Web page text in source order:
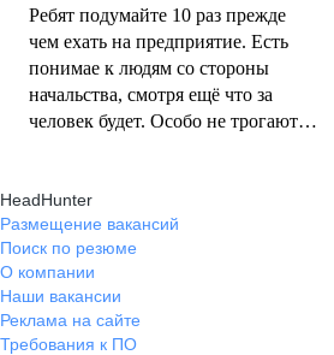
Ребят подумайте 10 раз прежде
чем ехать на предприятие. Есть
понимае к людям со стороны
начальства, смотря ещё что за
человек будет. Особо не трогают, и
проживание, больше добавить
нечего
HeadHunter
Размещение вакансий
Поиск по резюме
О компании
Наши вакансии
Реклама на сайте
Требования к ПО